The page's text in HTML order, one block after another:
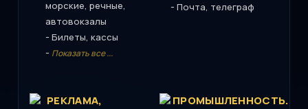
морские, речные,
автовокзалы
- Билеты, кассы
- Показать все ...
- Почта, телеграф
РЕКЛАМА,
ПРОМЫШЛЕННОСТЬ.